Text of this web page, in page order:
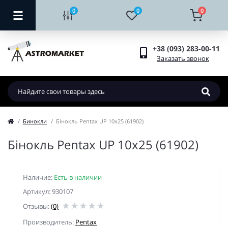
0 0 0
+38 (093) 283-00-11
Заказать звонок
Бинокли Бінокль Pentax UP 10x25 (61902)
Бінокль Pentax UP 10x25 (61902)
Наличие: Есть в наличии
Артикул: 930107
Отзывы:(0)
Производитель: Pentax